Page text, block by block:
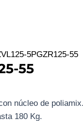
5PGZR125-55
55
núcleo de
180 Kg.